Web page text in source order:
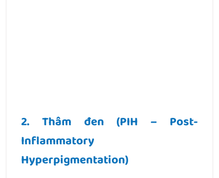
2. Thâm đen (PIH – Post-
Inflammatory
Hyperpigmentation)